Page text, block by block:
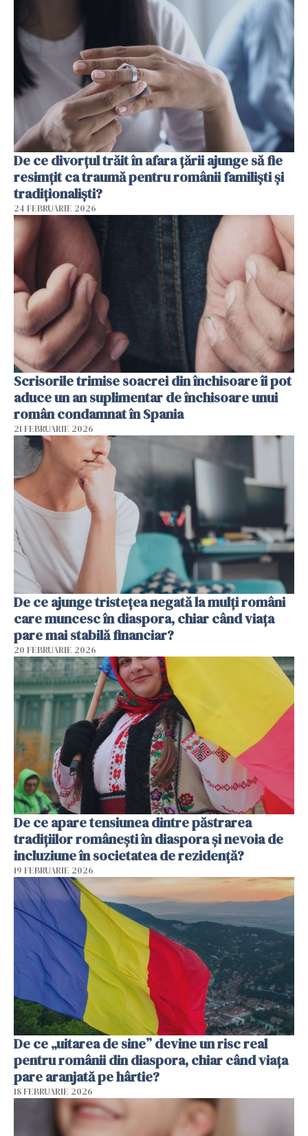
De ce divorțul trăit în afara țării ajunge să fie
resimțit ca traumă pentru românii familiști și
tradiționaliști?
24 FEBRUARIE 2026
Scrisorile trimise soacrei din închisoare îi pot
aduce un an suplimentar de închisoare unui
român condamnat în Spania
21 FEBRUARIE 2026
De ce ajunge tristețea negată la mulți români
care muncesc în diaspora, chiar când viața
pare mai stabilă financiar?
20 FEBRUARIE 2026
De ce apare tensiunea dintre păstrarea
tradițiilor românești în diaspora și nevoia de
incluziune în societatea de rezidență?
19 FEBRUARIE 2026
De ce „uitarea de sine” devine un risc real
pentru românii din diaspora, chiar când viața
pare aranjată pe hârtie?
18 FEBRUARIE 2026